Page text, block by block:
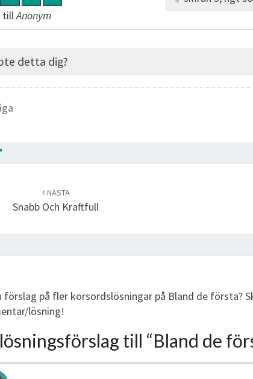
tillAnonym
detta dig?
NÄSTA
Snabb Och Kraftfull
förslag på fler korsordslösningar på Bland de första?
lösning!
till “Bland de